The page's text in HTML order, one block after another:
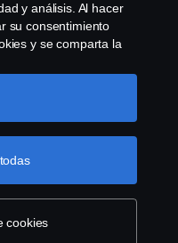
Scania
Sweden, Tel:
10 37.
y análisis. Al hacer
su consentimiento
y se comparta la
cookies" y
desea aceptar. Para
su privacidad
cookies